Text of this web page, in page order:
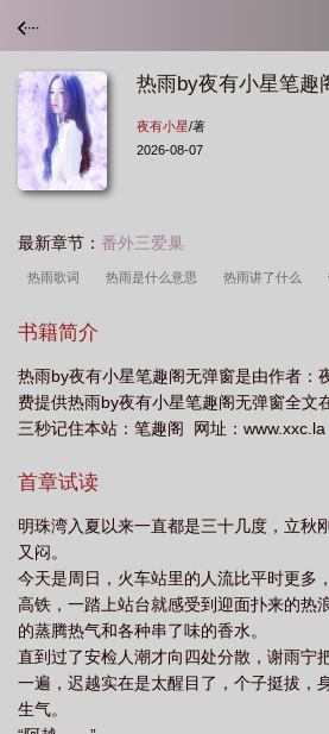
热雨by夜有小星笔趣
夜有小星/著
2026-08-07
最新章节： 番外三爱巢
热雨歌词 热雨是什么意思 热雨讲了什么
雨
书籍简介
热雨by夜有小星笔趣阁无弹窗是由作者：
费提供热雨by夜有小星笔趣阁无弹窗全文
三秒记住本站：笔趣阁 网址：www.xxc.la
首章试读
明珠湾入夏以来一直都是三十几度，立秋
又闷。
今天是周日，火车站里的人流比平时更多
高铁，一踏上站台就感受到迎面扑来的热
的蒸腾热气和各种串了味的香水。
直到过了安检人潮才向四处分散，谢雨宁
一遍，迟越实在是太醒目了，个子挺拔，
生气。